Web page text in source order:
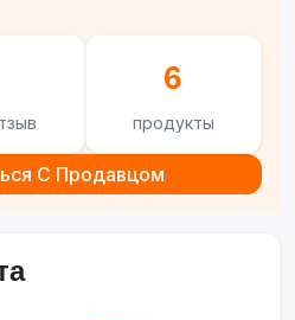
6
продукты
С Продавцом